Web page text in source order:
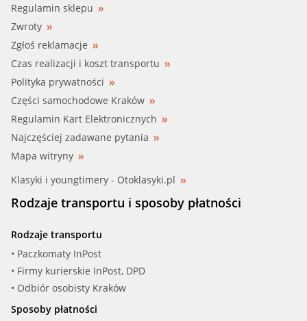
Regulamin sklepu
Zwroty
Zgłoś reklamacje
Czas realizacji i koszt transportu
Polityka prywatności
Części samochodowe Kraków
Regulamin Kart Elektronicznych
Najczęściej zadawane pytania
Mapa witryny
Klasyki i youngtimery - Otoklasyki.pl
Rodzaje transportu i sposoby płatności
Rodzaje transportu
• Paczkomaty InPost
• Firmy kurierskie InPost, DPD
• Odbiór osobisty Kraków
Sposoby płatności